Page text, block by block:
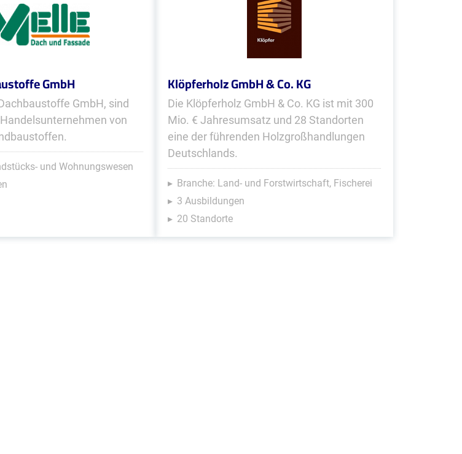
GmbH
GmbH, sind
von
und Wohnungswesen
Klöpferholz GmbH & Co. KG
Die Klöpferholz GmbH & Co. KG ist mit 300
Mio. € Jahresumsatz und 28 Standorten
eine der führenden Holzgroßhandlungen
Deutschlands.
Branche: Land- und Forstwirtschaft, Fischerei
3 Ausbildungen
20 Standorte